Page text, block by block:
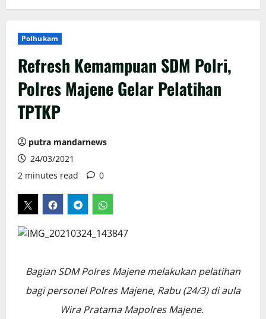
Polhukam
Refresh Kemampuan SDM Polri,
Polres Majene Gelar Pelatihan
TPTKP
putra mandarnews
24/03/2021
2 minutes read
0
Bagian SDM Polres Majene melakukan pelatihan
bagi personel Polres Majene, Rabu (24/3) di aula
Wira Pratama Mapolres Majene.